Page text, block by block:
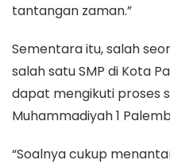
tantangan zaman.”
Sementara itu, salah
salah satu SMP di Kota
dapat mengikuti proses
Muhammadiyah 1
“Soalnya cukup